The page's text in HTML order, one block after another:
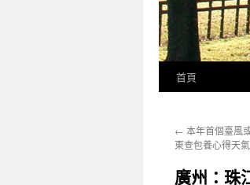
首頁
← 本年首個臺風
東查包養心得天
廣州：珠